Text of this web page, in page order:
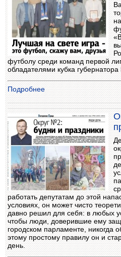
футболу среди команд первой
обладателями кубка губернатора
Подробнее
работать депутатам до этой
условиях, он может чисто
давно решил для себя: в любых
чтобы люди, доверившие ему
городском парламенте, никогда
этому простому правилу он и
день.